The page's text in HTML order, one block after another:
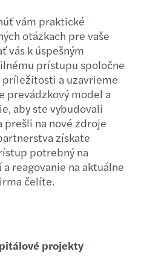
vám praktické
otázkach pre vaše
vás k úspešným
prístupu spoločne
a uzavrieme
prevádzkový model a
aby ste vybudovali
na nové zdroje
získate
potrebný na
reagovanie na aktuálne
čelíte.
projekty